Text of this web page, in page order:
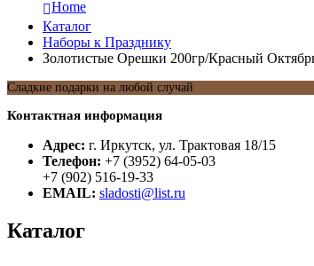
Home
Каталог
Наборы к Празднику
Золотистые Орешки 200гр/Красный
Сладкие подарки на любой случай
Контактная информация
Адрес: г. Иркутск, ул. Трактовая 18/15
Телефон: +7 (3952) 64-05-03
+7 (902) 516-19-33
EMAIL: sladosti@list.ru
Каталог